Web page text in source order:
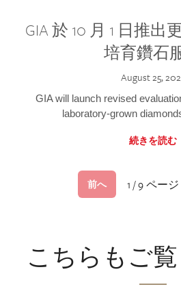
GIA 於 10 月 1 日推出
培育鑽石
August 25,
GIA will launch revised
laboratory-grown
続きを読む
前へ 1 / 9 ページ
こちらもご